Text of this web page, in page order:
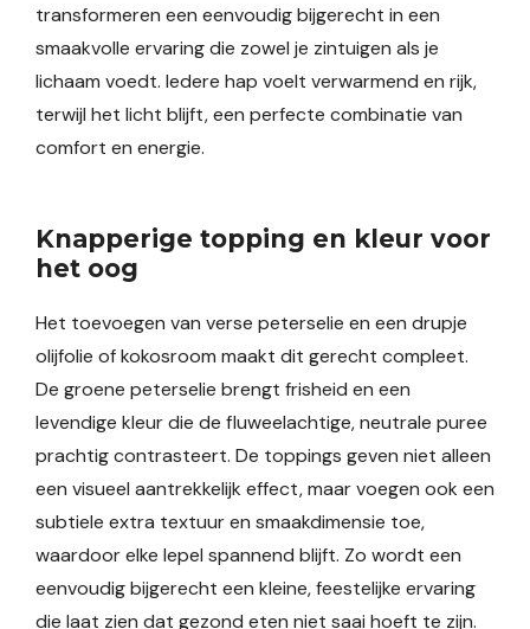
transformeren een eenvoudig bijgerecht in een
smaakvolle ervaring die zowel je zintuigen als je
lichaam voedt. Iedere hap voelt verwarmend en rijk,
terwijl het licht blijft, een perfecte combinatie van
comfort en energie.
Knapperige topping en kleur voor
het oog
Het toevoegen van verse peterselie en een drupje
olijfolie of kokosroom maakt dit gerecht compleet.
De groene peterselie brengt frisheid en een
levendige kleur die de fluweelachtige, neutrale puree
prachtig contrasteert. De toppings geven niet alleen
een visueel aantrekkelijk effect, maar voegen ook een
subtiele extra textuur en smaakdimensie toe,
waardoor elke lepel spannend blijft. Zo wordt een
eenvoudig bijgerecht een kleine, feestelijke ervaring
die laat zien dat gezond eten niet saai hoeft te zijn.